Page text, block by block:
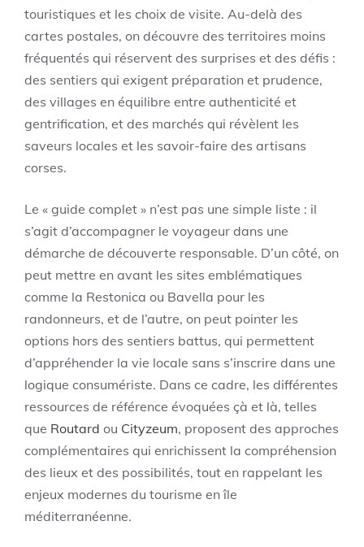
touristiques et les choix de visite. Au-delà des
cartes postales, on découvre des territoires moins
fréquentés qui réservent des surprises et des défis :
des sentiers qui exigent préparation et prudence,
des villages en équilibre entre authenticité et
gentrification, et des marchés qui révèlent les
saveurs locales et les savoir-faire des artisans
corses.
Le « guide complet » n’est pas une simple liste : il
s’agit d’accompagner le voyageur dans une
démarche de découverte responsable. D’un côté, on
peut mettre en avant les sites emblématiques
comme la Restonica ou Bavella pour les
randonneurs, et de l’autre, on peut pointer les
options hors des sentiers battus, qui permettent
d’appréhender la vie locale sans s’inscrire dans une
logique consumériste. Dans ce cadre, les différentes
ressources de référence évoquées çà et là, telles
que Routard ou Cityzeum, proposent des approches
complémentaires qui enrichissent la compréhension
des lieux et des possibilités, tout en rappelant les
enjeux modernes du tourisme en île
méditerranéenne.